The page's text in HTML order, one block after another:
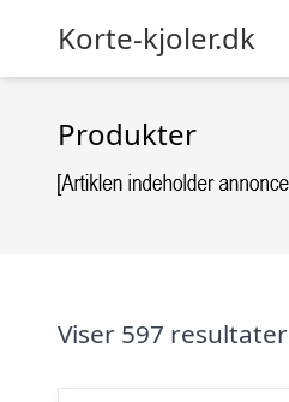
Korte-kjoler.dk
Produkter
Viser 597 resultater